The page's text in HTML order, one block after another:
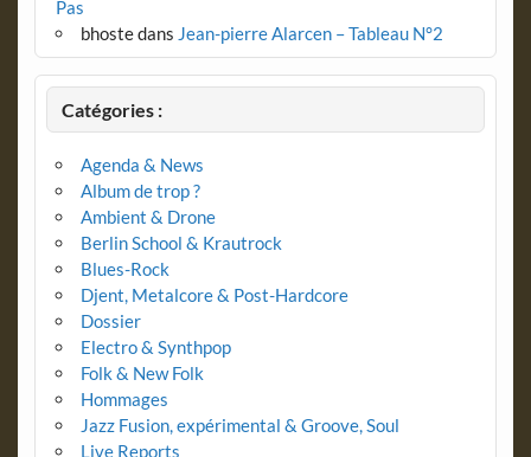
Pas
bhostedans Jean-pierre Alarcen – Tableau N°2
Catégories :
Agenda & News
Album de trop ?
Ambient & Drone
Berlin School & Krautrock
Blues-Rock
Djent, Metalcore & Post-Hardcore
Dossier
Electro & Synthpop
Folk & New Folk
Hommages
Jazz Fusion, expérimental & Groove, Soul
Live Reports